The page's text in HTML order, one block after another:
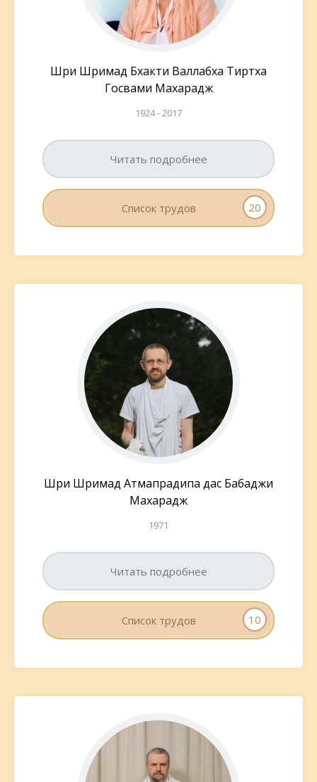
Шри Шримад Бхакти Валлабха Тиртха
Госвами Махарадж
1924 - 2017
Читать подробнее
Список трудов 20
Шри Шримад Атмапрадипа дас Бабаджи
Махарадж
1971
Читать подробнее
Список трудов 10